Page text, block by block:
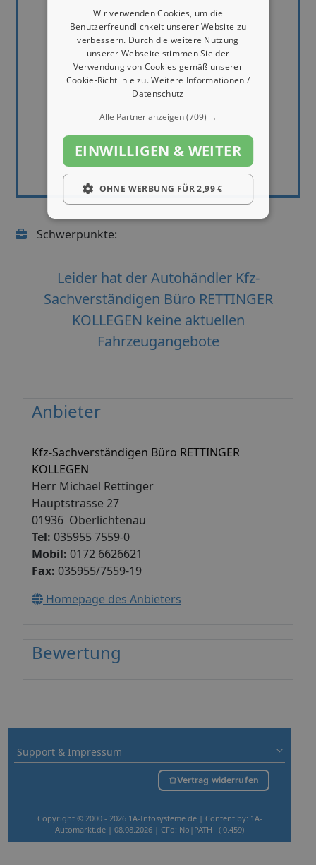
Schwerpunkte:
Leider hat der Autohändler Kfz-
Sachverständigen Büro RETTINGER
KOLLEGEN keine aktuellen
Fahrzeugangebote
Anbieter
Kfz-Sachverständigen Büro RETTINGER
KOLLEGEN
Herr Michael Rettinger
Hauptstrasse 27
01936 Oberlichtenau
Tel: 035955 7559-0
Mobil: 0172 6626621
Fax: 035955/7559-19
Homepage des Anbieters
Bewertung
Support & Impressum
Vertrag widerrufen
Copyright © 2000 - 2026 1A-Infosysteme.de | Content by: 1A-
Automarkt.de | 08.08.2026 | CFo: No|PATH ( 0.459)
Wir verwenden Cookies, um die
Benutzerfreundlichkeit unserer Website zu
verbessern. Durch die weitere Nutzung
unserer Webseite stimmen Sie der
Verwendung von Cookies gemäß unserer
Cookie-Richtlinie zu.Weitere Informationen /
Datenschutz
Alle Partner anzeigen(709) →
EINWILLIGEN & WEITER
OHNE WERBUNG FÜR 2,99 €